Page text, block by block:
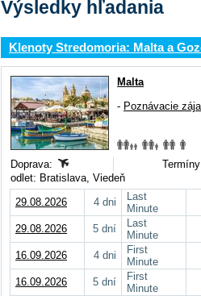
Výsledky hľadania
Klenoty Stredomoria: Malta a
Malta
- Poznávacie
Doprava:
odlet: Bratislava, Viedeň
29.08.2026
4 dni
Last
Minute
29.08.2026
5 dní
Last
Minute
16.09.2026
4 dni
First
Minute
16.09.2026
5 dní
First
Minute